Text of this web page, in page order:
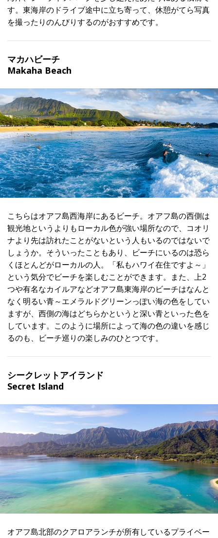
す。東海岸のドライブ途中に立ち寄って、休憩がてら写真
を撮ったりのんびりするのがおすすめです。
マカハビーチ
Makaha Beach
こちらはオアフ島西海岸にあるビーチ。オアフ島の西側は
観光地というよりもローカル色が強い場所なので、コオリ
ナより先は訪れたことがないという人もいるのではないで
しょうか。そういったこともあり、ビーチにいるのは恐ら
くほとんどがローカルの人。「私もハワイ在住ですよ～」
という気分でビーチを楽しむことができます。また、上2
つや有名なカイルアなどオアフ島東海岸のビーチはなんと
なく明るい青～エメラルドグリーンっぽい海の色をしてい
ますが、西側の海はどちらかというと深い青といった色を
しています。このように場所によって海の色の違いを感じ
るのも、ビーチ巡りの楽しみのひとつです。
シークレットアイランド
Secret Island
オアフ島北部のクアロアランチが所有しているプライベー